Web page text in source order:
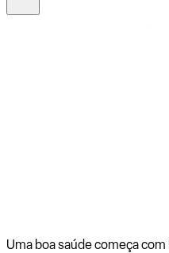
Uma boa saúde começa com